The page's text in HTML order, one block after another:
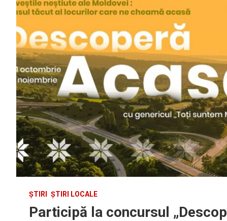
ȘTIRI ȘTIRI LOCALE
Participă la concursul